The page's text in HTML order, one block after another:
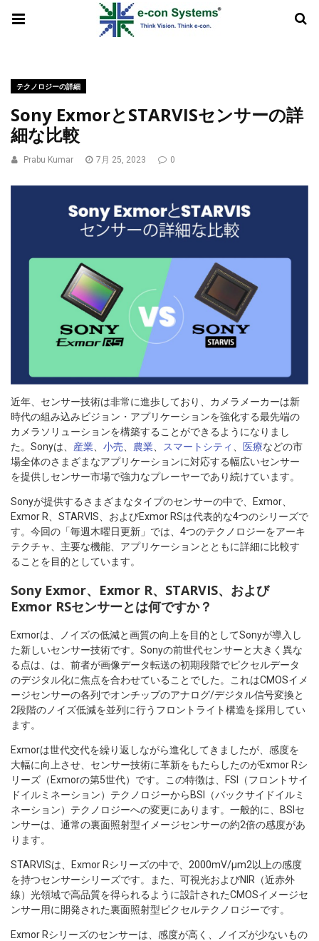
テクノロジーの詳細
Sony ExmorとSTARVISセンサーの詳
細な比較
Prabu Kumar 7月 25, 2023 0
近年、センサー技術は非常に進歩しており、カメラメーカーは新
時代の組み込みビジョン・アプリケーションを強化する最先端の
カメラソリューションを構築することができるようになりまし
た。Sonyは、 産業 小売 農業 スマートシティ 医療などの市
場全体のさまざまなアプリケーションに対応する幅広いセンサー
を提供しセンサー市場で強力なプレーヤーであり続けています。
Sonyが提供するさまざまなタイプのセンサーの中で、Exmor、
Exmor R、STARVIS、およびExmor RSは代表的な4つのシリーズで
す。今回の「毎週木曜日更新」では、4つのテクノロジーをアーキ
テクチャ、主要な機能、アプリケーションとともに詳細に比較す
ることを目的としています。
Sony Exmor、Exmor R、STARVIS、および
Exmor RSセンサーとは何ですか？
Exmorは、ノイズの低減と画質の向上を目的としてSonyが導入し
た新しいセンサー技術です。Sonyの前世代センサーと大きく異な
る点は、は、前者が画像データ転送の初期段階でピクセルデータ
のデジタル化に焦点を合わせていることでした。これはCMOSイメ
ージセンサーの各列でオンチップのアナログ/デジタル信号変換と
2段階のノイズ低減を並列に行うフロントライト構造を採用してい
ます。
Exmorは世代交代を繰り返しながら進化してきましたが、感度を
大幅に向上させ、センサー技術に革新をもたらしたのがExmor Rシ
リーズ（Exmorの第5世代）です。この特徴は、FSI（フロントサイ
ドイルミネーション）テクノロジーからBSI（バックサイドイルミ
ネーション）テクノロジーへの変更にあります。一般的に、BSIセ
ンサーは、通常の裏面照射型イメージセンサーの約2倍の感度があ
ります。
STARVISは、Exmor Rシリーズの中で、2000mV/μm2以上の感度
を持つセンサーシリーズです。また、可視光およびNIR（近赤外
線）光領域で高品質を得られるように設計されたCMOSイメージセ
ンサー用に開発された裏面照射型ピクセルテクノロジーです。
Exmor Rシリーズのセンサーは、感度が高く、ノイズが少ないもの